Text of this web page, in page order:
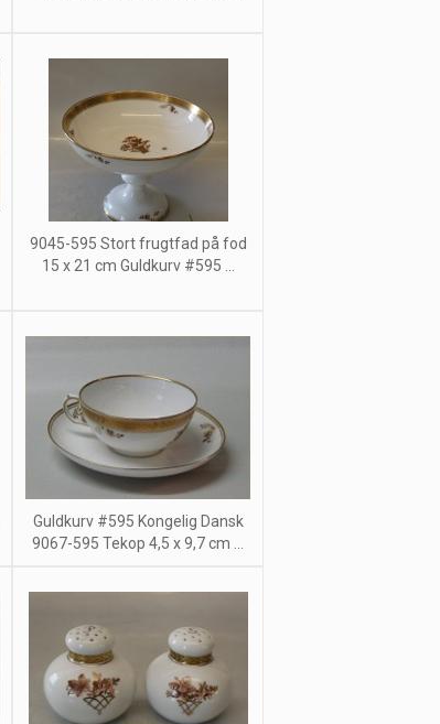
9045-595 Stort frugtfad på fod
15 x 21 cm Guldkurv #595 ...
Guldkurv #595 Kongelig Dansk
9067-595 Tekop 4,5 x 9,7 cm ...